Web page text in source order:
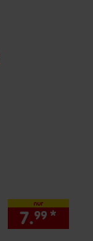
nur
7.99 *